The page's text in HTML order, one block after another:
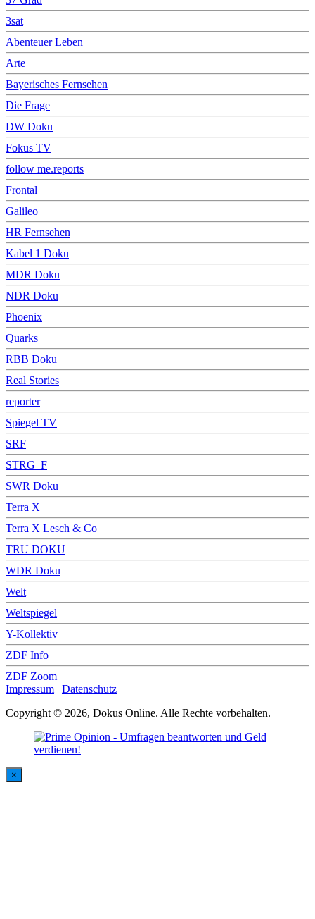
3sat
Abenteuer Leben
Arte
Bayerisches Fernsehen
Die Frage
DW Doku
Fokus TV
follow me.reports
Frontal
Galileo
HR Fernsehen
Kabel 1 Doku
MDR Doku
NDR Doku
Phoenix
Quarks
RBB Doku
Real Stories
reporter
Spiegel TV
SRF
STRG_F
SWR Doku
Terra X
Terra X Lesch & Co
TRU DOKU
WDR Doku
Welt
Weltspiegel
Y-Kollektiv
ZDF Info
ZDF Zoom
Impressum | Datenschutz
Copyright © 2026, Dokus Online. Alle Rechte vorbehalten.
×